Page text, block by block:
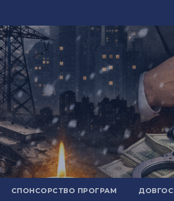
СПОНСОРСТВО ПРОГРАМ